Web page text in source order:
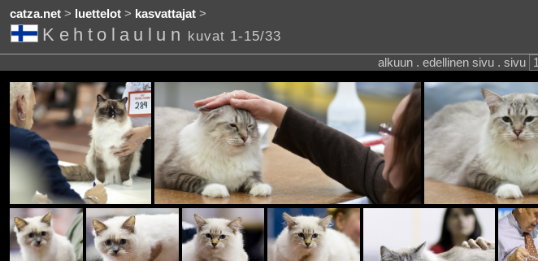
catza.net> luettelot> kasvattajat>
Kehtolaulun kuvat 1-15/33
alkuun . edellinen sivu . sivu